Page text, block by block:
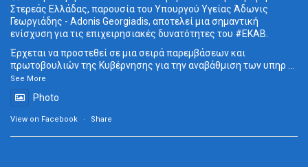
Στερεάς Ελλάδας, παρουσία του Υπουργού Υγείας Άδωνις
Γεωργιάδης - Adonis Georgiadis, αποτελεί μια σημαντική
ενίσχυση για τις επιχειρησιακές δυνατότητες του #ΕΚΑΒ
Έρχεται να προστεθεί σε μια σειρά παρεμβάσεων και
πρωτοβουλιών της Κυβέρνησης για την αναβάθμιση των υπηρ
See More
Photo
View on Facebook · Share